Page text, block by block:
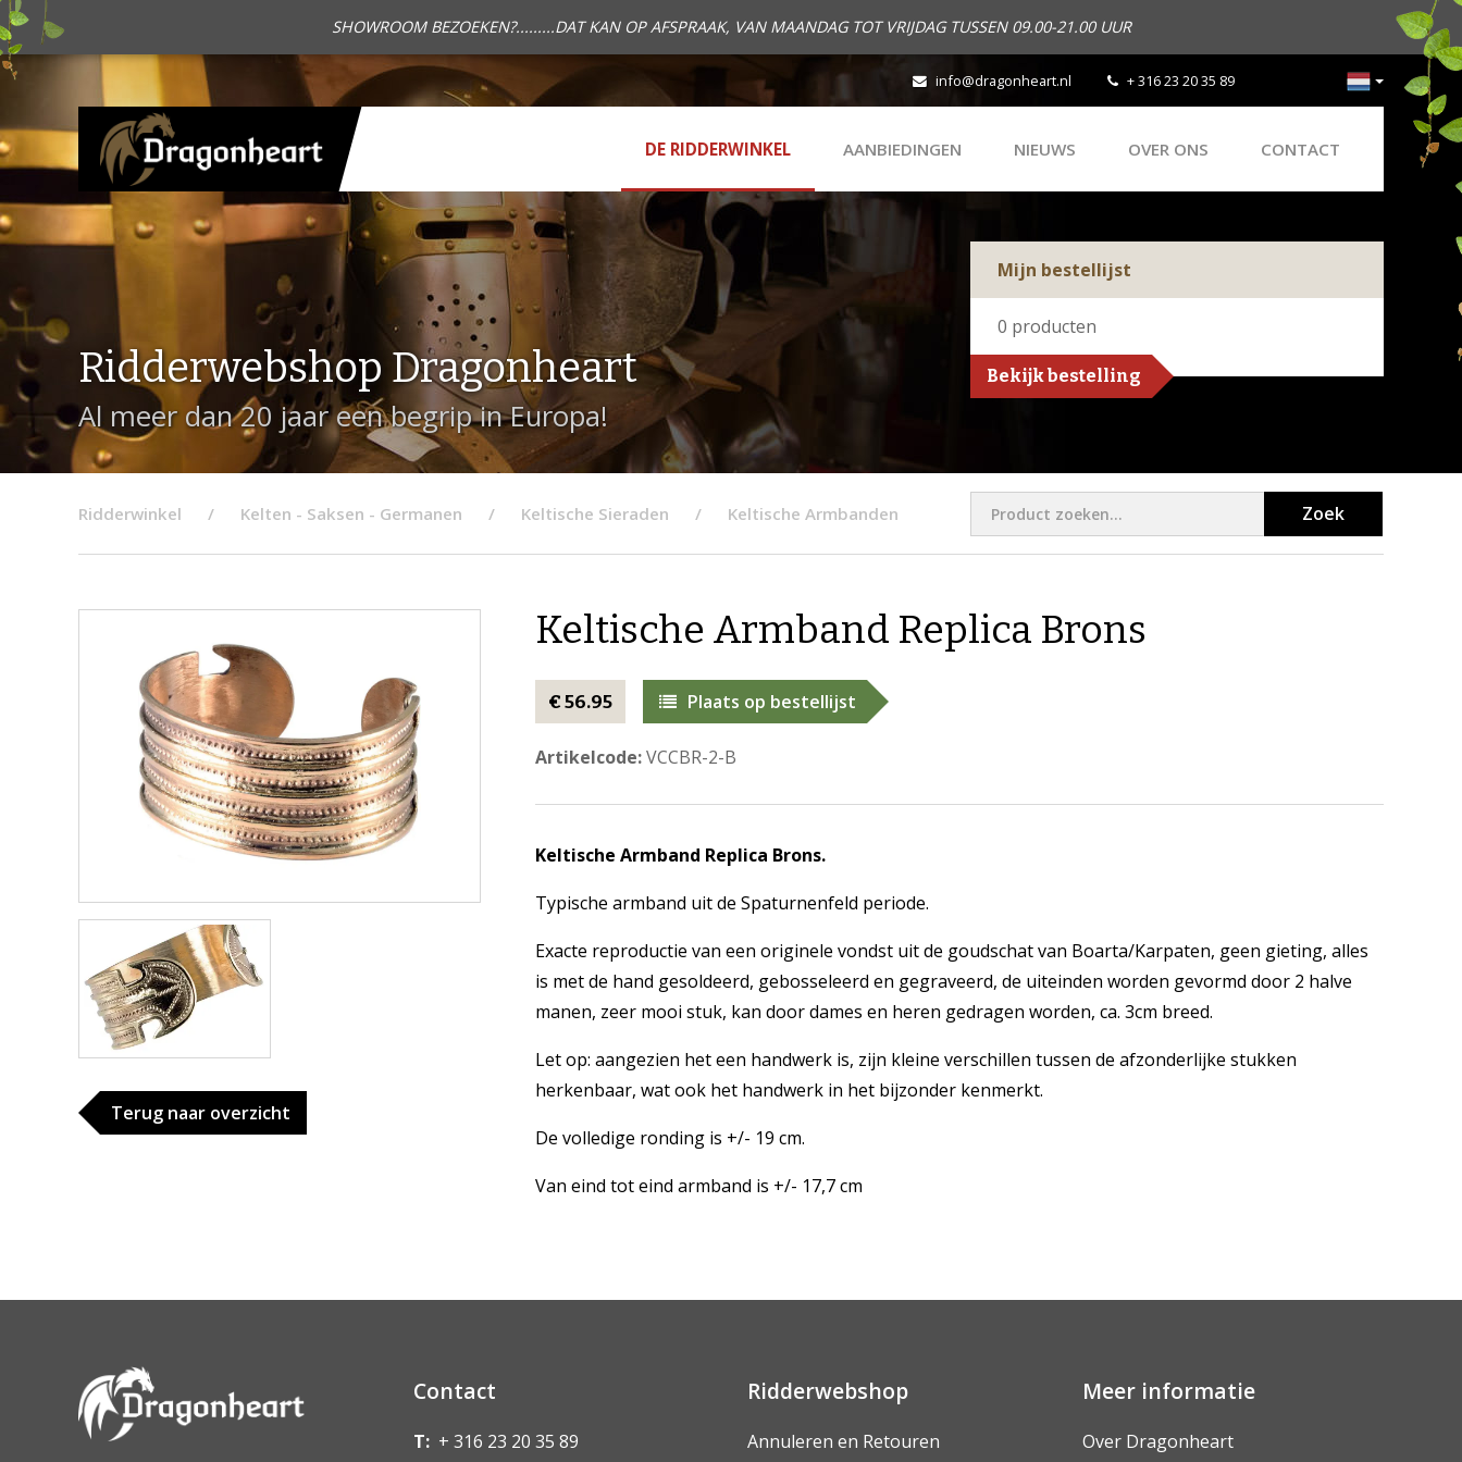
SHOWROOM BEZOEKEN?.........DAT KAN OP AFSPRAAK, VAN MAANDAG TOT VRIJDAG TUSSEN 09.00-21.00 UUR
info@dragonheart.nl + 316 23 20 35 89
DE RIDDERWINKEL AANBIEDINGEN NIEUWS OVER ONS CONTACT
Ridderwebshop Dragonheart
Al meer dan 20 jaar een begrip in Europa!
Mijn bestellijst
0 producten
Bekijk bestelling
Ridderwinkel Kelten - Saksen - Germanen Keltische Sieraden Keltische Armbanden Zoek
Terug naar overzicht
Keltische Armband Replica Brons
€ 56.95 Plaats op bestellijst
Artikelcode:VCCBR-2-B
Keltische Armband Replica Brons.
Typische armband uit de Spaturnenfeld periode.
Exacte reproductie van een originele vondst uit de goudschat van Boarta/Karpaten, geen gieting, alles
is met de hand gesoldeerd, gebosseleerd en gegraveerd, de uiteinden worden gevormd door 2 halve
manen, zeer mooi stuk, kan door dames en heren gedragen worden, ca. 3cm breed.
Let op: aangezien het een handwerk is, zijn kleine verschillen tussen de afzonderlijke stukken
herkenbaar, wat ook het handwerk in het bijzonder kenmerkt.
De volledige ronding is +/- 19 cm.
Van eind tot eind armband is +/- 17,7 cm
Contact
T: + 316 23 20 35 89
Ridderwebshop
Annuleren en Retouren
Meer informatie
Over Dragonheart